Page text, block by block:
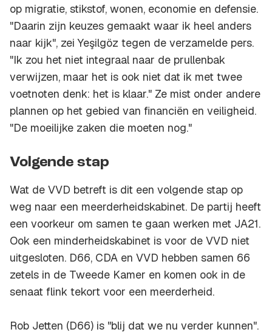
op migratie, stikstof, wonen, economie en defensie.
"Daarin zijn keuzes gemaakt waar ik heel anders
naar kijk", zei Yeşilgöz tegen de verzamelde pers.
"Ik zou het niet integraal naar de prullenbak
verwijzen, maar het is ook niet dat ik met twee
voetnoten denk: het is klaar." Ze mist onder andere
plannen op het gebied van financiën en veiligheid.
"De moeilijke zaken die moeten nog."
Volgende stap
Wat de VVD betreft is dit een volgende stap op
weg naar een meerderheidskabinet. De partij heeft
een voorkeur om samen te gaan werken met JA21.
Ook een minderheidskabinet is voor de VVD niet
uitgesloten. D66, CDA en VVD hebben samen 66
zetels in de Tweede Kamer en komen ook in de
senaat flink tekort voor een meerderheid.
Rob Jetten (D66) is "blij dat we nu verder kunnen".